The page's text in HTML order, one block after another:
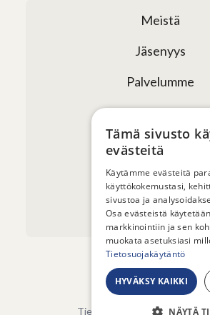
Meistä
Jäsenyys
Palvelumme
Verkostomme
Tapahtumat
Uutiset ja
Yhteystiedot
© 2026 - Sauna from
Tietosuojaseloste-
Tämä sivusto
evästeitä
Käytämme evästeitä
käyttökokemustasi,
sivustoa ja
Osa evästeistä
markkinointiin ja sen
muokata asetuksiasi
Tietosuojakäytäntö
HYVÄKSY KAIKKI
NÄYTÄ